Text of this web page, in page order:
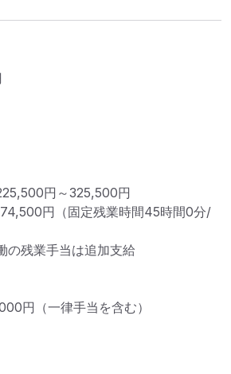
円～325,500円
円（固定残業時間45時間0分/
の残業手当は追加支給
円（一律手当を含む）